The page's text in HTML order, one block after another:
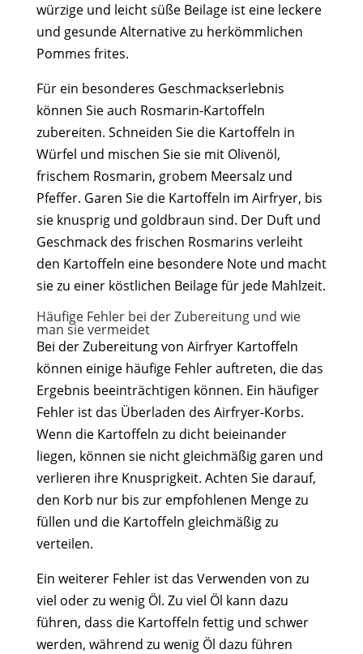
würzige und leicht süße Beilage ist eine leckere
und gesunde Alternative zu herkömmlichen
Pommes frites.
Für ein besonderes Geschmackserlebnis
können Sie auch Rosmarin-Kartoffeln
zubereiten. Schneiden Sie die Kartoffeln in
Würfel und mischen Sie sie mit Olivenöl,
frischem Rosmarin, grobem Meersalz und
Pfeffer. Garen Sie die Kartoffeln im Airfryer, bis
sie knusprig und goldbraun sind. Der Duft und
Geschmack des frischen Rosmarins verleiht
den Kartoffeln eine besondere Note und macht
sie zu einer köstlichen Beilage für jede Mahlzeit.
Häufige Fehler bei der Zubereitung und wie
man sie vermeidet
Bei der Zubereitung von Airfryer Kartoffeln
können einige häufige Fehler auftreten, die das
Ergebnis beeinträchtigen können. Ein häufiger
Fehler ist das Überladen des Airfryer-Korbs.
Wenn die Kartoffeln zu dicht beieinander
liegen, können sie nicht gleichmäßig garen und
verlieren ihre Knusprigkeit. Achten Sie darauf,
den Korb nur bis zur empfohlenen Menge zu
füllen und die Kartoffeln gleichmäßig zu
verteilen.
Ein weiterer Fehler ist das Verwenden von zu
viel oder zu wenig Öl. Zu viel Öl kann dazu
führen, dass die Kartoffeln fettig und schwer
werden, während zu wenig Öl dazu führen